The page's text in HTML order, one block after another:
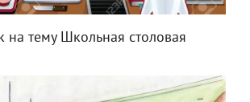
на тему Школьная столовая